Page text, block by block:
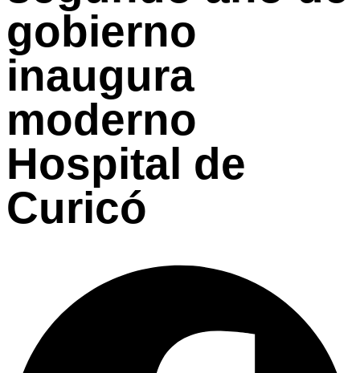
gobierno
inaugura
moderno
Hospital de
Curicó